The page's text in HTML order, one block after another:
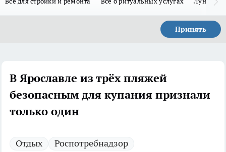
Принять
В Ярославле из трёх пляжей
безопасным для купания признали
только один
Отдых Роспотребнадзор